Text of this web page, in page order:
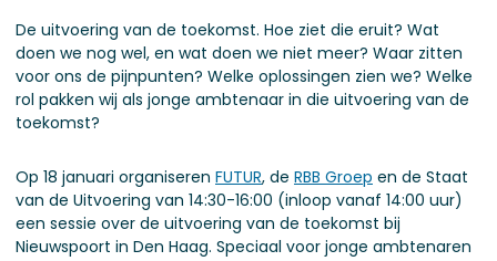
De uitvoering van de toekomst. Hoe ziet die eruit? Wat
doen we nog wel, en wat doen we niet meer? Waar zitten
voor ons de pijnpunten? Welke oplossingen zien we? Welke
rol pakken wij als jonge ambtenaar in die uitvoering van de
toekomst?
Op 18 januari organiseren FUTUR, de RBB Groep en de Staat
van de Uitvoering van 14:30-16:00 (inloop vanaf 14:00 uur)
een sessie over de uitvoering van de toekomst bij
Nieuwspoort in Den Haag. Speciaal voor jonge ambtenaren